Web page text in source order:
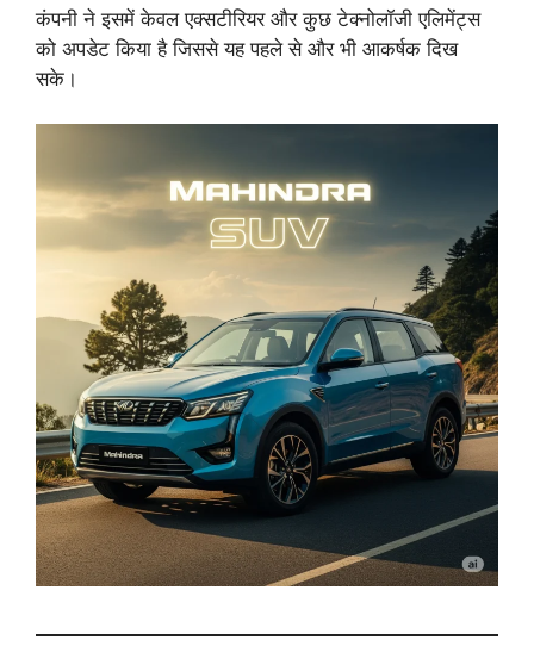
कंपनी ने इसमें केवल एक्सटीरियर और कुछ टेक्नोलॉजी एलिमेंट्स
को अपडेट किया है जिससे यह पहले से और भी आकर्षक दिख
सके।